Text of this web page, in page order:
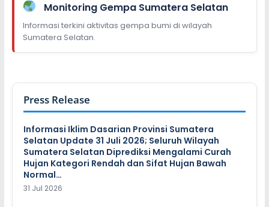
Monitoring Gempa Sumatera Selatan
Informasi terkini aktivitas gempa bumi di wilayah
Sumatera Selatan.
Press Release
Informasi Iklim Dasarian Provinsi Sumatera
Selatan Update 31 Juli 2026; Seluruh Wilayah
Sumatera Selatan Diprediksi Mengalami Curah
Hujan Kategori Rendah dan Sifat Hujan Bawah
Normal…
31 Jul 2026